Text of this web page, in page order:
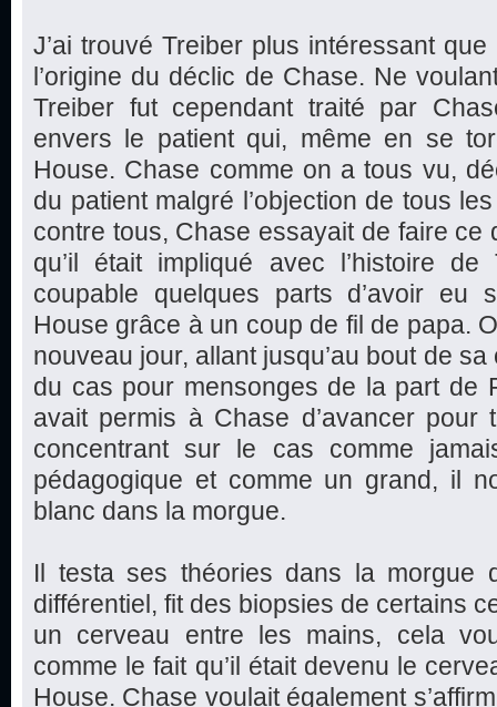
J’ai trouvé Treiber plus intéressant
l’origine du déclic de Chase. Ne
Treiber fut cependant traité par
envers le patient qui, même en se
House. Chase comme on a tous vu,
du patient malgré l’objection de tous
contre tous, Chase essayait de faire ce
qu’il était impliqué avec l’histoire
coupable quelques parts d’avoir eu
House grâce à un coup de fil de papa.
nouveau jour, allant jusqu’au bout de
du cas pour mensonges de la part de
avait permis à Chase d’avancer
concentrant sur le cas comme
pédagogique et comme un grand, il
blanc dans la morgue.
Il testa ses théories dans la morgue
différentiel, fit des biopsies de certains
un cerveau entre les mains, cela
comme le fait qu’il était devenu le
House. Chase voulait également